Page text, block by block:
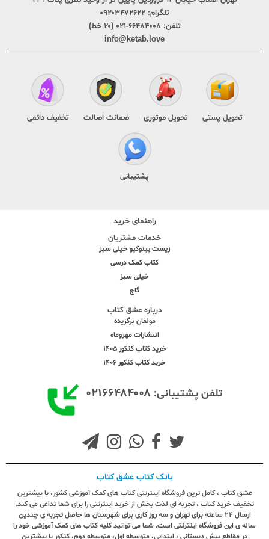
تلگرام: ۰۹۲۰۳۴۷۲۶۲۲
تلفن: ۶۶۴۸۴۰۰۸-۰۲۱ (۲۰ خط)
info@ketab.love
تحویل پستی تحویل موتوری ضمانت اصالت تخفیف دائمی
پشتیبانی
راهنمای خرید
خدمات مشتریان
زیست پینوکیو خیلی سبز
کتاب کمک درسی
خیلی سبز
گاج
درباره عشق کتاب
مولفان برگزیده
انتشارات مهروماه
خرید کتاب کنکور 1405
خرید کتاب کنکور 1406
تلفن پشتیبانی: ۰۲۱۶۶۴۸۴۰۰۸
بانک کتاب عشق کتاب
عشق کتاب ، کامل ترین فروشگاه اینترنتی کتاب های کمک آموزشی کشور، با بیشترین
تخفیف خرید کتاب ، تجربه ای لذت بخش از خرید اینترنتی را برای شما تداعی می کند.
ارسال ٢٤ ساعته برای تهران و سه روز کاری برای شهرستان ها حاصل تجربه ی چندین
ساله ی این فروشگاه اینترنتی است. شما می توانید کلیه کتاب های کمک آموزشی خود را
در مقاطع پیش دبستانی ، ابتدایی، متوسطه اول، متوسطه دوم، کنکور با بیشترین